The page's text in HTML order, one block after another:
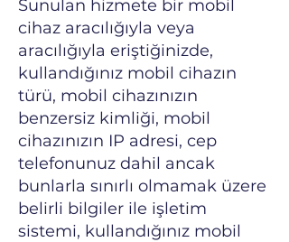
Sunulan hizmete bir mobil
cihaz aracılığıyla veya
aracılığıyla eriştiğinizde,
kullandığınız mobil cihazın
türü, mobil cihazınızın
benzersiz kimliği, mobil
cihazınızın IP adresi, cep
telefonunuz dahil ancak
bunlarla sınırlı olmamak üzere
belirli bilgiler ile işletim
sistemi, kullandığınız mobil